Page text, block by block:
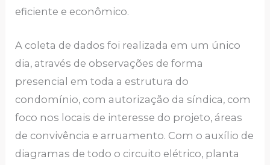
eficiente e econômico.
A coleta de dados foi realizada em um único
dia, através de observações de forma
presencial em toda a estrutura do
condomínio, com autorização da síndica, com
foco nos locais de interesse do projeto, áreas
de convivência e arruamento. Com o auxílio de
diagramas de todo o circuito elétrico, planta